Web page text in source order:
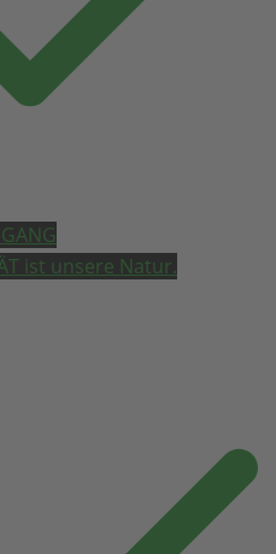
ist unsere Natur.